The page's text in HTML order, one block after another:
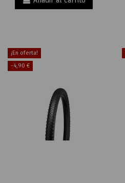
¡En oferta!
-4,90 €